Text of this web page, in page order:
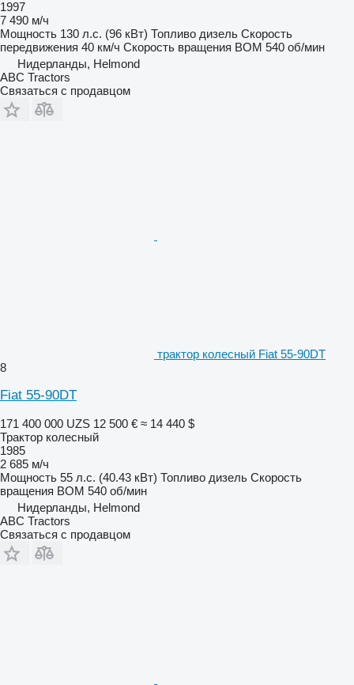
1997
7 490 м/ч
Мощность 130 л.с. (96 кВт) Топливо дизель Скорость
передвижения 40 км/ч Скорость вращения ВОМ 540 об/мин
Нидерланды, Helmond
ABC Tractors
Связаться с продавцом
трактор колесный Fiat 55-90DT
8
Fiat 55-90DT
171 400 000 UZS 12 500 € ≈ 14 440 $
Трактор колесный
1985
2 685 м/ч
Мощность 55 л.с. (40.43 кВт) Топливо дизель Скорость
вращения ВОМ 540 об/мин
Нидерланды, Helmond
ABC Tractors
Связаться с продавцом